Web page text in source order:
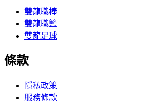
雙龍職棒
雙龍職籃
雙龍足球
條款
隱私政策
服務條款